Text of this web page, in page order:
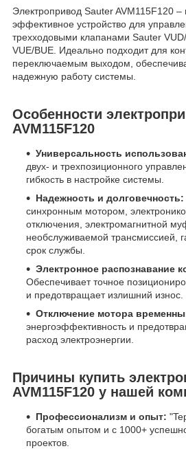
Электропривод Sauter AVM115F120
эффективное устройство для
трехходовыми клапанами Sauter
VUE/BUE. Идеально подходит для
переключаемым выходом,
надежную работу системы.
Особенности
AVM115F120
Универсальность
двух- и трехпозиционного
гибкость в настройке системы.
Надежность и долговечность:
синхронным мотором,
отключения, электромагнитной
необслуживаемой трансмиссией,
срок службы.
Электронное распознавание
Обеспечивает точное
и предотвращает излишний износ.
Отключение мотора
энергоэффективность и
расход электроэнергии.
Причины купить
AVM115F120 у нашей
Профессионализм и опыт:
богатым опытом и с 1000+
проектов.